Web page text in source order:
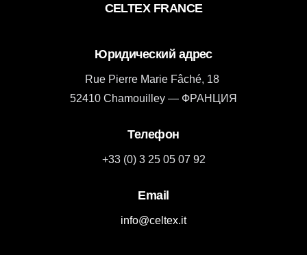
CELTEX FRANCE
Юридический адрес
Rue Pierre Marie Fâché, 18
52410 Chamouilley — ФРАНЦИЯ
Телефон
+33 (0) 3 25 05 07 92
Email
info@celtex.it